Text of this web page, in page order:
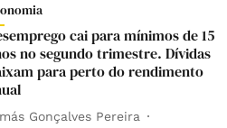
cai para mínimos de 15
no segundo trimestre. Dívidas
para perto do rendimento
Gonçalves Pereira